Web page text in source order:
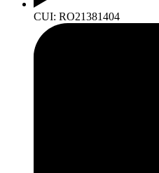
CUI: RO21381404